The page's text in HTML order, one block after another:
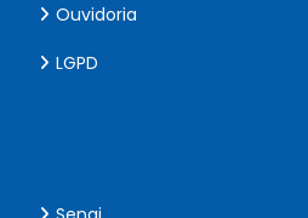
Ouvidoria
LGPD